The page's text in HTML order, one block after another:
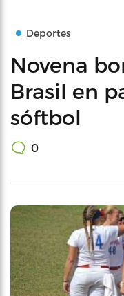
Deportes
Novena
Brasil en
sóftbol
0